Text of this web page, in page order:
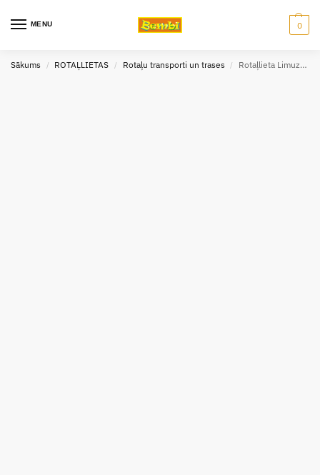
MENU 0
Sākums / ROTAĻLIETAS / Rotaļu transporti un trases / Rotaļlieta Limuzīns 18cm